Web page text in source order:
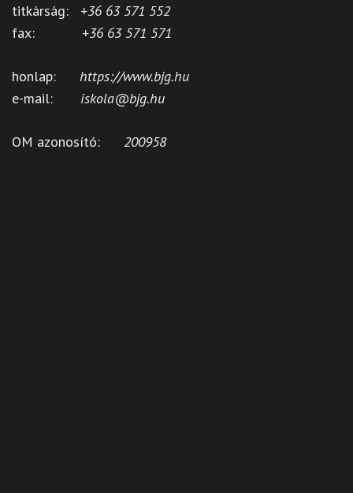
titkárság: +36 63 571 552
fax: +36 63 571 571
honlap: https://www.bjg.hu
e-mail: iskola@bjg.hu
OM azonosító: 200958